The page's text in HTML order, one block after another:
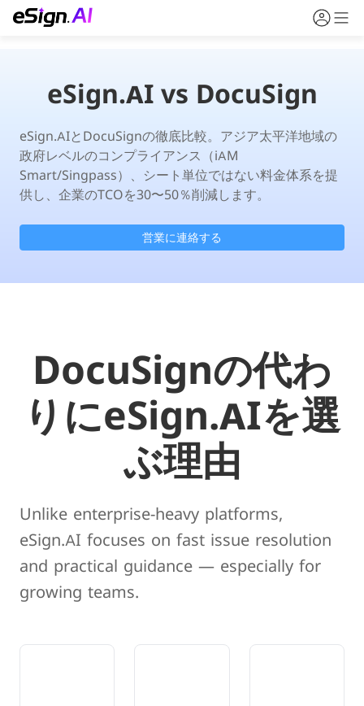
eSign.AI vs DocuSign
eSign.AIとDocuSignの徹底比較。アジア太平洋地域の
政府レベルのコンプライアンス（iAM
Smart/Singpass）、シート単位ではない料金体系を提
供し、企業のTCOを30〜50％削減します。
営業に連絡する
DocuSignの代わ
りにeSign.AIを選
ぶ理由
Unlike enterprise-heavy platforms,
eSign.AI focuses on fast issue resolution
and practical guidance — especially for
growing teams.